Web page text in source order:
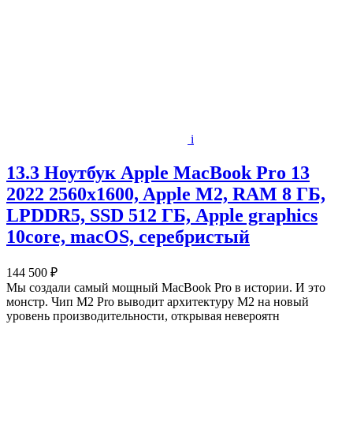
i
13.3 Ноутбук Apple MacBook Pro 13
2022 2560x1600, Apple M2, RAM 8 ГБ,
LPDDR5, SSD 512 ГБ, Apple graphics
10core, macOS, серебристый
144 500 ₽
Мы создали самый мощный MacBook Pro в истории. И это
монстр. Чип M2 Pro выводит архитектуру M2 на новый
уровень производительности, открывая невероятн